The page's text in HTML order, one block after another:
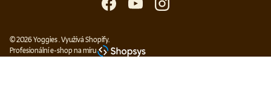
FacebookYouTubeInstagram
© 2026Yoggies.Využívá Shopify.
Profesionální e-shop na míru